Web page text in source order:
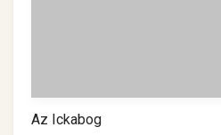
Az Ickabog